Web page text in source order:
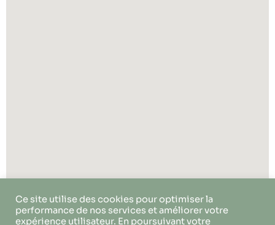
Ce site utilise des cookies pour optimiser la
performance de nos services et améliorer votre
expérience utilisateur. En poursuivant votre